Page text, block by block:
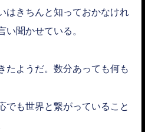
はきちんと知っておかなけれ
聞かせている。
たようだ。数分あっても何も
でも世界と繋がっていること